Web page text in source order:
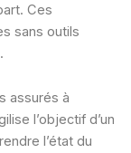
Ces
sans outils
assurés à
l’objectif d’un
l’état du